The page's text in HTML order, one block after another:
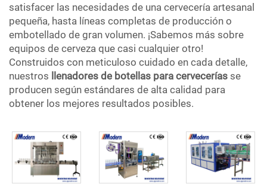
Vídeo
Contacto
Sitio RU
satisfacer las necesidades de una cervecería artesanal
pequeña, hasta líneas completas de producción o
embotellado de gran volumen. ¡Sabemos más sobre
equipos de cerveza que casi cualquier otro!
Construidos con meticuloso cuidado en cada detalle,
nuestros llenadores de botellas para cervecerías se
producen según estándares de alta calidad para
obtener los mejores resultados posibles.